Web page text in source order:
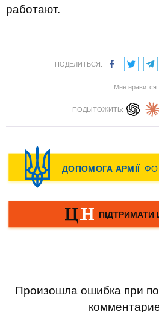
работают.
ПОДЕЛИТЬСЯ:
Мне нравится
ПОДЫТОЖИТЬ:
Произошла ошибка при